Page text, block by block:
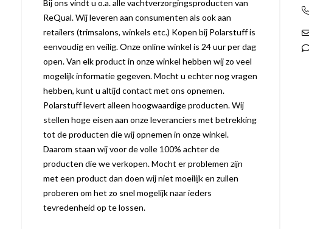
Bij ons vindt u o.a. alle vachtverzorgingsproducten van
ReQual. Wij leveren aan consumenten als ook aan
retailers (trimsalons, winkels etc.) Kopen bij Polarstuff is
eenvoudig en veilig. Onze online winkel is 24 uur per dag
open. Van elk product in onze winkel hebben wij zo veel
mogelijk informatie gegeven. Mocht u echter nog vragen
hebben, kunt u altijd contact met ons opnemen.
Polarstuff levert alleen hoogwaardige producten. Wij
stellen hoge eisen aan onze leveranciers met betrekking
tot de producten die wij opnemen in onze winkel.
Daarom staan wij voor de volle 100% achter de
producten die we verkopen. Mocht er problemen zijn
met een product dan doen wij niet moeilijk en zullen
proberen om het zo snel mogelijk naar ieders
tevredenheid op te lossen.